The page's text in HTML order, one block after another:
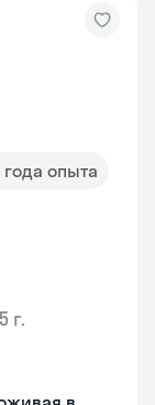
года опыта
г.